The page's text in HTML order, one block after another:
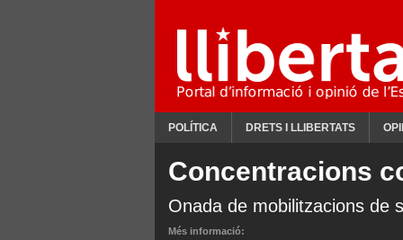
POLÍTICA DRETS I LLIBERTATS
Concentracions
Onada de mobilitzacions de
Més informació: